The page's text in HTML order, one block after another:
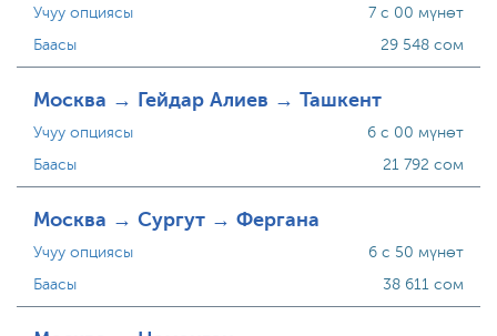
Учуу опциясы
Баасы
7 с 00 мүнөт
29 548 сом
Москва → Гейдар Алиев → Ташкент
Учуу опциясы
Баасы
6 с 00 мүнөт
21 792 сом
Москва → Сургут → Фергана
Учуу опциясы
Баасы
6 с 50 мүнөт
38 611 сом